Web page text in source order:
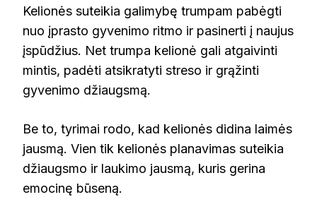
Kelionės suteikia galimybę trumpam pabėgti
nuo įprasto gyvenimo ritmo ir pasinerti į naujus
įspūdžius. Net trumpa kelionė gali atgaivinti
mintis, padėti atsikratyti streso ir grąžinti
gyvenimo džiaugsmą.
Be to, tyrimai rodo, kad kelionės didina laimės
jausmą. Vien tik kelionės planavimas suteikia
džiaugsmo ir laukimo jausmą, kuris gerina
emocinę būseną.